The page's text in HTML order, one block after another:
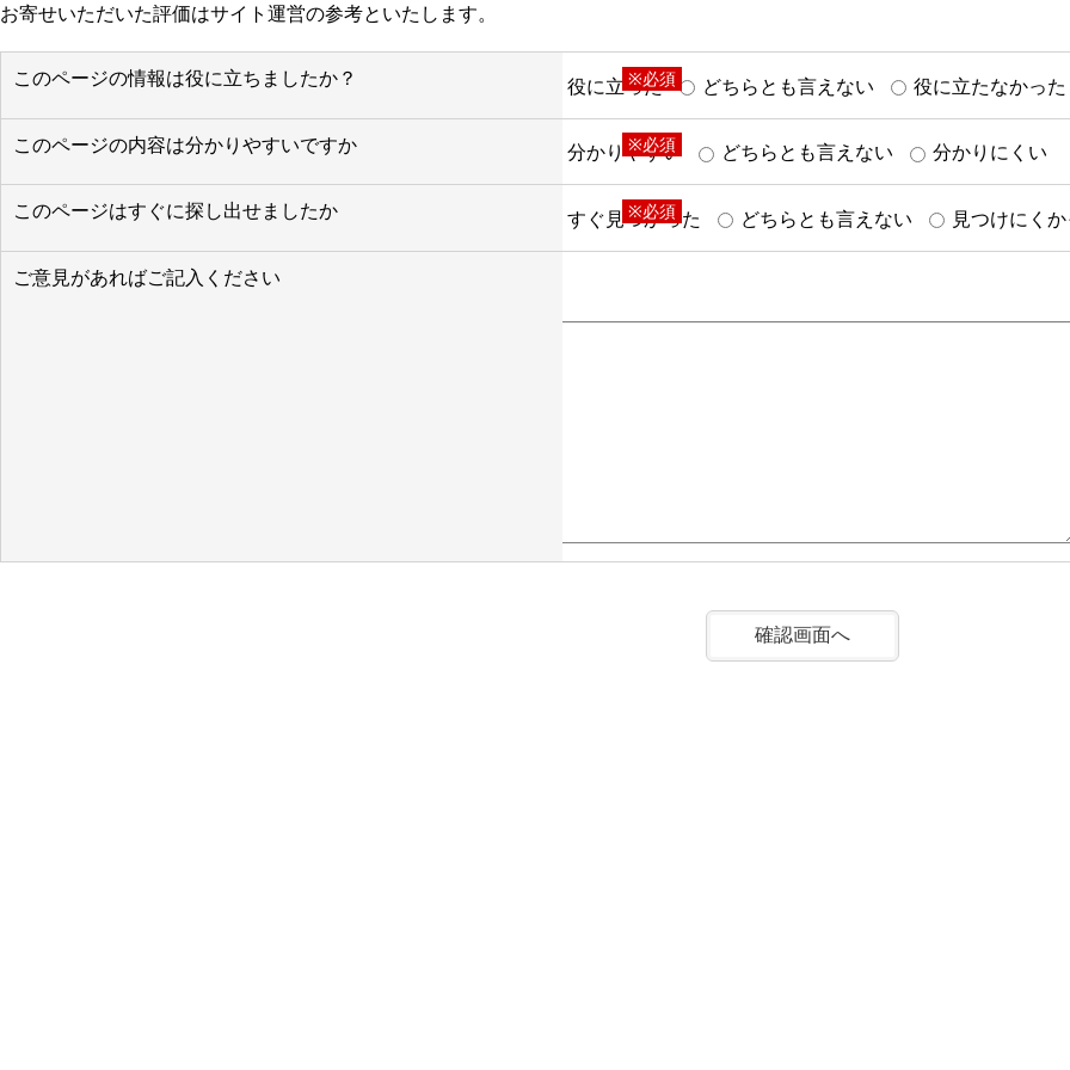
お寄せいただいた評価はサイト運営の参考といたします。
このページの情報は役に立ちましたか？ ※必須
役に立った どちらとも言えない 役に立たなかった
このページの内容は分かりやすいですか ※必須
分かりやすい どちらとも言えない 分かりにくい
このページはすぐに探し出せましたか ※必須
すぐ見つかった どちらとも言えない 見つけにく
ご意見があればご記入ください